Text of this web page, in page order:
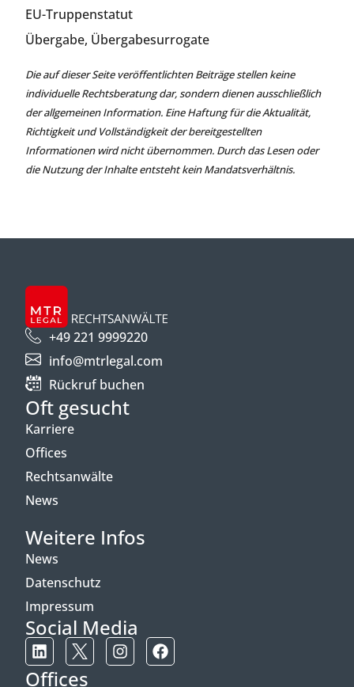
EU-Truppenstatut
Übergabe, Übergabesurrogate
Die auf dieser Seite veröffentlichten Beiträge stellen keine
individuelle Rechtsberatung dar, sondern dienen ausschließlich
der allgemeinen Information. Eine Haftung für die Aktualität,
Richtigkeit und Vollständigkeit der bereitgestellten
Informationen wird nicht übernommen. Durch das Lesen oder
die Nutzung der Inhalte entsteht kein Mandatsverhältnis.
+49 221 9999220
info@mtrlegal.com
Rückruf buchen
Oft gesucht
Karriere
Offices
Rechtsanwälte
News
Weitere Infos
News
Datenschutz
Impressum
Social Media
Offices